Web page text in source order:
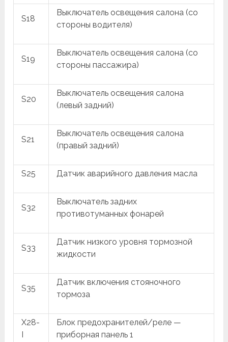
S18
Выключатель освещения салона (со
стороны водителя)
S19
Выключатель освещения салона (со
стороны пассажира)
S20
Выключатель освещения салона
(левый задний)
S21
Выключатель освещения салона
(правый задний)
S25 Датчик аварийного давления масла
S32
Выключатель задних
противотуманных фонарей
S33
Датчик низкого уровня тормозной
жидкости
S35
Датчик включения стояночного
тормоза
X28-
Блок предохранителей/реле —
приборная панель 1